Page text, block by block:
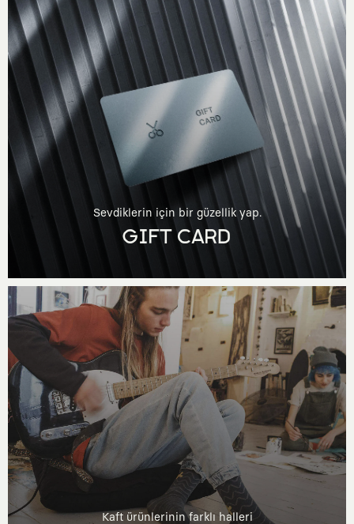
Sevdiklerin için bir güzellik yap.
GIFT CARD
Kaft ürünlerinin farklı halleri